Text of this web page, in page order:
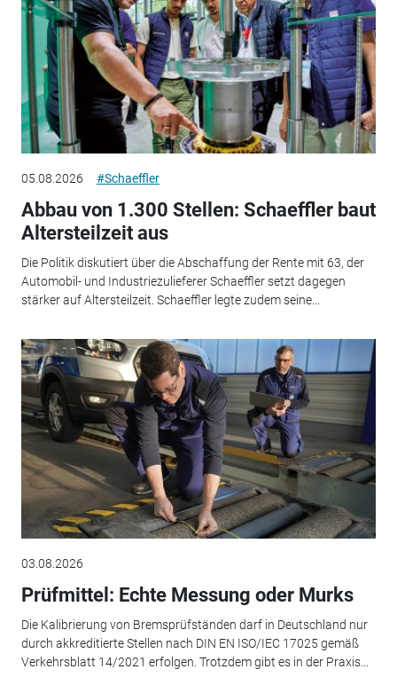
05.08.2026 #Schaeffler
Abbau von 1.300 Stellen: Schaeffler baut
Altersteilzeit aus
Die Politik diskutiert über die Abschaffung der Rente mit 63, der
Automobil- und Industriezulieferer Schaeffler setzt dagegen
stärker auf Altersteilzeit. Schaeffler legte zudem seine...
03.08.2026
Prüfmittel: Echte Messung oder Murks
Die Kalibrierung von Bremsprüfständen darf in Deutschland nur
durch akkreditierte Stellen nach DIN EN ISO/IEC 17025 gemäß
Verkehrsblatt 14/2021 erfolgen. Trotzdem gibt es in der Praxis...